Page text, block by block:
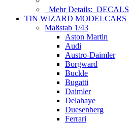
Mehr Details: DECALS
TIN WIZARD MODELCARS
Maßstab 1/43
Aston Martin
Audi
Austro-Daimler
Borgward
Buckle
Bugatti
Daimler
Delahaye
Duesenberg
Ferrari